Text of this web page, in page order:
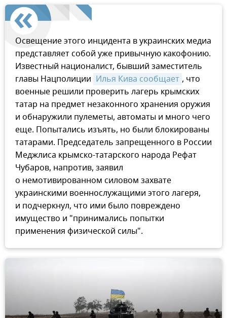
Освещение этого инцидента в украинских медиа
представляет собой уже привычную какофонию.
Известный националист, бывший заместитель
главы Нацполиции Илья Кива сообщает , что
военные решили проверить лагерь крымских
татар на предмет незаконного хранения оружия
и обнаружили пулеметы, автоматы и много чего
еще. Попытались изъять, но были блокированы
татарами. Председатель запрещенного в России
Меджлиса крымско-татарского народа Рефат
Чубаров, напротив, заявил
о немотивированном силовом захвате
украинскими военнослужащими этого лагеря,
и подчеркнул, что ими было повреждено
имущество и "принимались попытки
применения физической силы".